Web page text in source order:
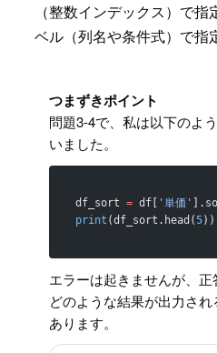
（整数インデックス）で指
ベル（列名や条件式）で指
つまずきポイント
問題3-4で、私は以下のよ
いました。
df_sort = df[ '単価'
print (df_sort.head(5))
エラーは起きませんが、正
どのような結果が出力さ
あります。